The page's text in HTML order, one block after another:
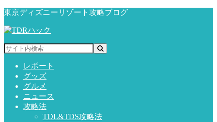
東京ディズニーリゾート攻略ブログ
レポート
グッズ
グルメ
ニュース
攻略法
TDL&TDS攻略法